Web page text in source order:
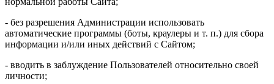
- без разрешения Администрации использовать
автоматические программы (боты, краулеры и т. п.) для сбора
информации и/или иных действий с Сайтом;
- вводить в заблуждение Пользователей относительно своей
личности;